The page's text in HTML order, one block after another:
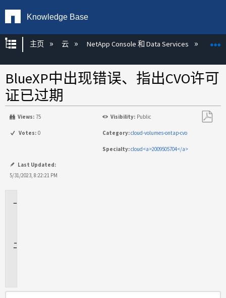
Knowledge Base
扩展/隐缩全局层次
主页 云 NetApp Console 和 Data Services
BlueXP中出现错误、指出CVO许可
证已过期
Views: 75 Visibility: Public
Votes: 0 Category:cloud-volumes-ontap-cvo
Specialty:cloud<a>2009505704</a>
Last Updated:
5/31/2023, 8:22:21 PM